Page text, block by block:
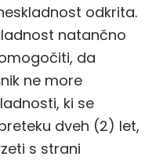
odkrita.
natančno
da
ne more
ki se
dveh (2) let,
s strani